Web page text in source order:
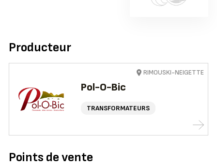
Producteur
Pol-O-Bic
TRANSFORMATEURS
RIMOUSKI-NEIGETTE
Points de vente